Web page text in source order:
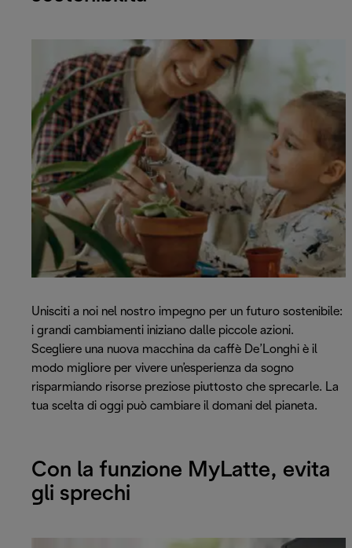
Unisciti a noi nel nostro impegno per un futuro sostenibile:
i grandi cambiamenti iniziano dalle piccole azioni.
Scegliere una nuova macchina da caffè De’Longhi è il
modo migliore per vivere un’esperienza da sogno
risparmiando risorse preziose piuttosto che sprecarle. La
tua scelta di oggi può cambiare il domani del pianeta.
Con la funzione MyLatte, evita
gli sprechi